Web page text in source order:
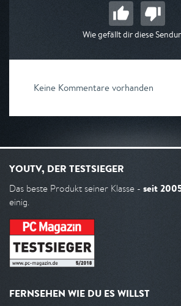
Wie gefällt dir diese
Keine Kommentare vorhanden
YOUTV, DER TESTSIEGER
Das beste Produkt seiner Klasse - seit
einig.
FERNSEHEN WIE DU ES WILLST